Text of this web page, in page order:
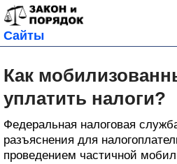
Сайты
Как
уплатить налоги?
Федеральная налоговая
разъяснения для
проведением частичной